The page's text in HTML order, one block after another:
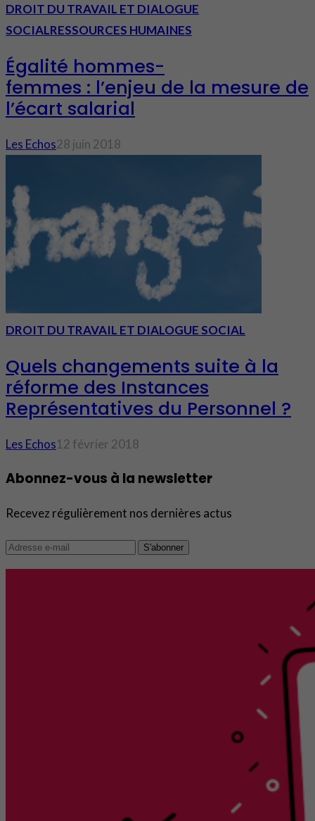
DROIT DU TRAVAIL ET DIALOGUE
SOCIALRESSOURCES HUMAINES
Égalité hommes-
femmes : l’enjeu de la mesure de
l’écart salarial
Les Echos28 juin 2018
DROIT DU TRAVAIL ET DIALOGUE SOCIAL
Quels changements suite à la
réforme des Instances
Représentatives du Personnel ?
Les Echos12 février 2018
Abonnez-vous à la newsletter
Recevez régulièrement nos dernières actus
S'abonner